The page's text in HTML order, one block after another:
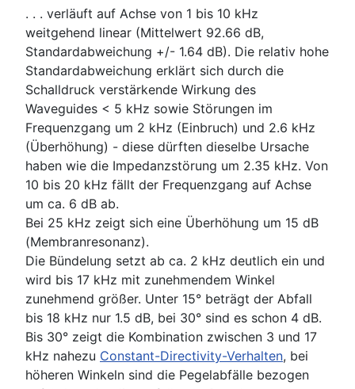
. . . verläuft auf Achse von 1 bis 10 kHz
weitgehend linear (Mittelwert 92.66 dB,
Standardabweichung +/- 1.64 dB). Die relativ hohe
Standardabweichung erklärt sich durch die
Schalldruck verstärkende Wirkung des
Waveguides < 5 kHz sowie Störungen im
Frequenzgang um 2 kHz (Einbruch) und 2.6 kHz
(Überhöhung) - diese dürften dieselbe Ursache
haben wie die Impedanzstörung um 2.35 kHz. Von
10 bis 20 kHz fällt der Frequenzgang auf Achse
um ca. 6 dB ab.
Bei 25 kHz zeigt sich eine Überhöhung um 15 dB
(Membranresonanz).
Die Bündelung setzt ab ca. 2 kHz deutlich ein und
wird bis 17 kHz mit zunehmendem Winkel
zunehmend größer. Unter 15° beträgt der Abfall
bis 18 kHz nur 1.5 dB, bei 30° sind es schon 4 dB.
Bis 30° zeigt die Kombination zwischen 3 und 17
kHz nahezu Constant-Directivity-Verhalten, bei
höheren Winkeln sind die Pegelabfälle bezogen